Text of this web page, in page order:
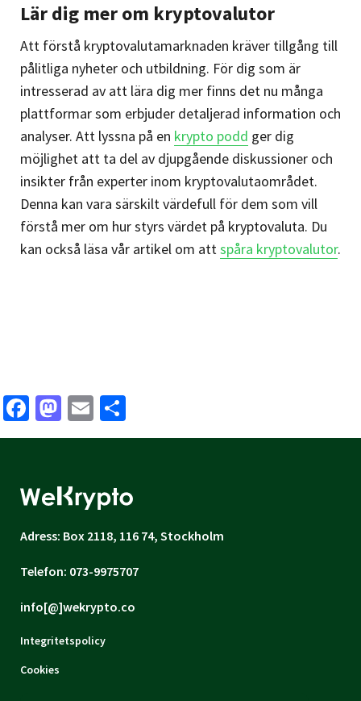
Lär dig mer om kryptovalutor
Att förstå kryptovalutamarknaden kräver tillgång till
pålitliga nyheter och utbildning. För dig som är
intresserad av att lära dig mer finns det nu många
plattformar som erbjuder detaljerad information och
analyser. Att lyssna på en krypto podd ger dig
möjlighet att ta del av djupgående diskussioner och
insikter från experter inom kryptovalutaområdet.
Denna kan vara särskilt värdefull för dem som vill
förstå mer om hur styrs värdet på kryptovaluta. Du
kan också läsa vår artikel om attspåra kryptovalutor.
Facebook
Mastodon
Email
Adress: Box 2118, 116 74, Stockholm
Telefon: 073-9975707
info[@]wekrypto.co
Integritetspolicy
Cookies